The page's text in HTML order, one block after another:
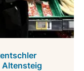
Altensteig